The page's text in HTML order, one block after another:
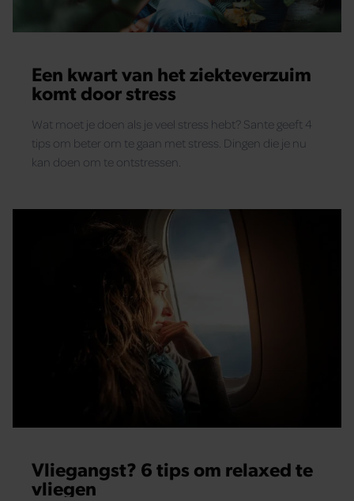
Een kwart van het ziekteverzuim
komt door stress
Wat moet je doen als je veel stress hebt? Sante geeft 4
tips om beter om te gaan met stress. Dingen die je nu
kan doen om te ontstressen.
Vliegangst? 6 tips om relaxed te
vliegen